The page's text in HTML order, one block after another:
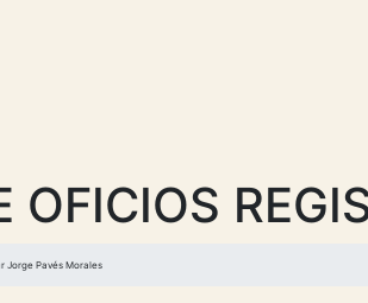
OFICIOS
Jorge Pavés Morales